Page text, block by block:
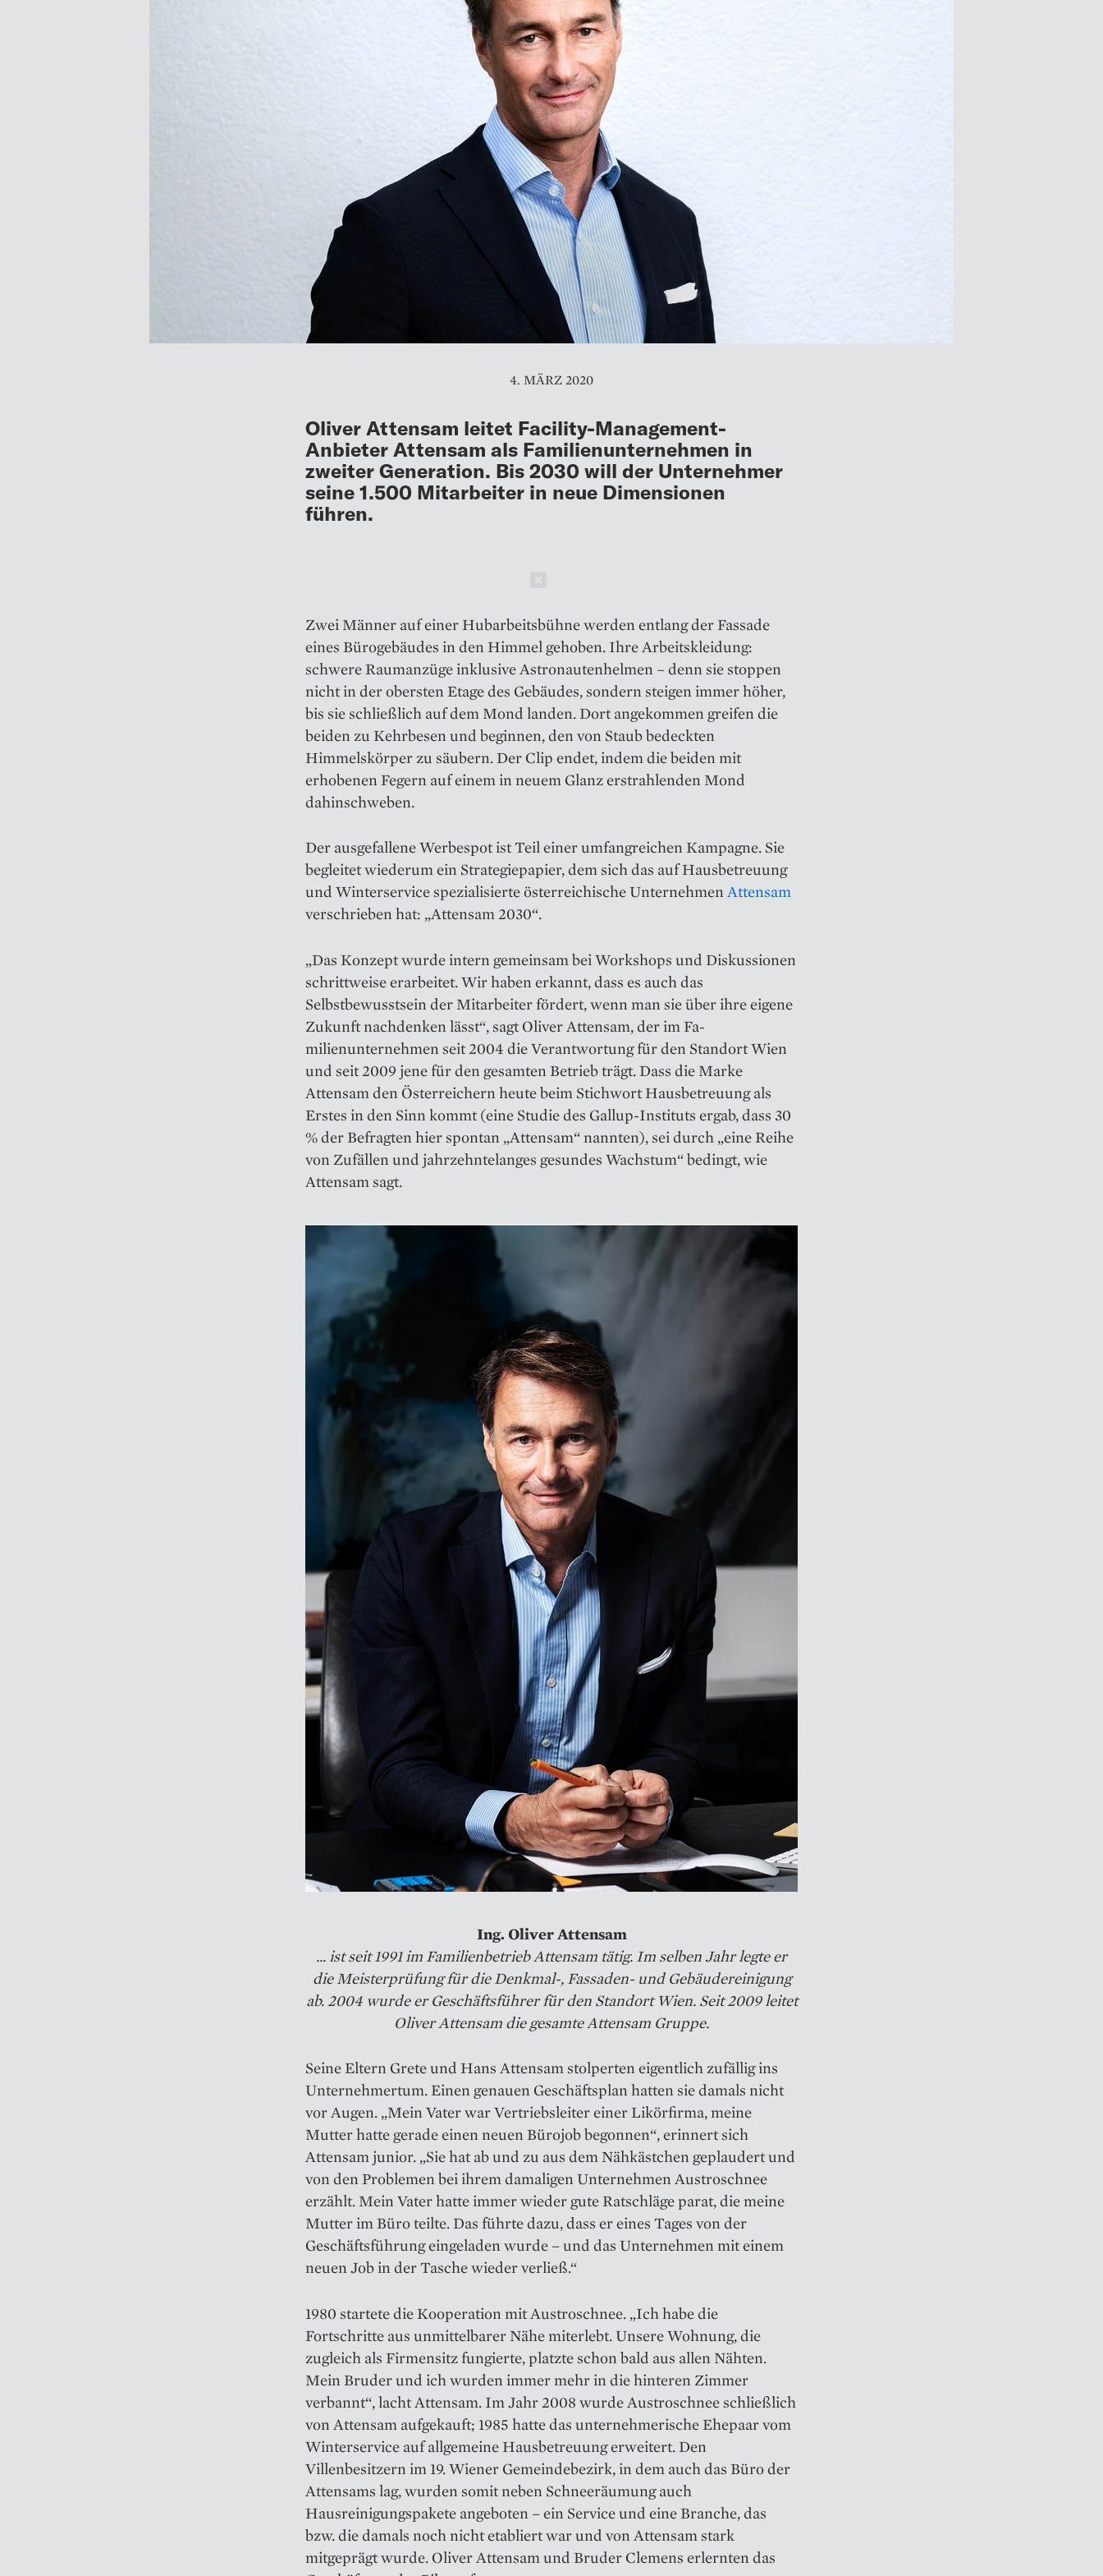
4. MÄRZ 2020
Oliver Attensam leitet Facility-Management-
Anbieter Attensam als Familienunternehmen in
zweiter Generation. Bis 2030 will der Unternehmer
seine 1.500 Mitarbeiter in neue Dimensionen
führen.
Zwei Männer auf einer Hubarbeitsbühne werden entlang der Fassade
eines Bürogebäudes in den Himmel gehoben. Ihre Arbeitskleidung:
schwere Raumanzüge inklusive Astronautenhelmen – denn sie stoppen
nicht in der obersten Etage des Gebäudes, sondern steigen immer höher,
bis sie schließlich auf dem Mond landen. Dort an­gekommen greifen die
beiden zu Kehrbesen und beginnen, den von Staub bedeckten
Himmelskörper zu säubern. Der Clip endet, indem die beiden mit
erhobenen Fegern auf einem in neuem Glanz erstrahlenden Mond
dahinschweben.
Der ausgefallene Werbespot ist Teil einer umfangreichen Kam­pagne. Sie
begleitet wiederum ein Strategiepapier, dem sich das auf Hausbetreuung
und Winterservice spezialisierte österreichische Un­ternehmenAttensam
verschrieben hat: „Attensam 2030“.
„Das Konzept wurde intern gemeinsam bei Workshops und Diskussionen
schrittweise erarbeitet. Wir haben erkannt, dass es auch das
Selbstbewusstsein der Mitarbeiter fördert, wenn man sie über ihre eigene
Zukunft nachdenken lässt“, sagt Oliver Attensam, der im Fa­
milienunternehmen seit 2004 die Verantwortung für den Standort Wien
und seit 2009 jene für den gesamten Betrieb trägt. Dass die Marke
Attensam den Österreichern heute beim Stichwort Hausbetreuung als
Erstes in den Sinn kommt (eine Studie des Gallup-Instituts ergab, dass 30
% der Befragten hier spontan „Attensam“ nannten), sei durch „eine Reihe
von Zufällen und jahrzehntelanges gesundes Wachstum“ bedingt, wie
Attensam sagt.
Ing. Oliver Attensam
... ist seit 1991 im Familienbetrieb Attensam tätig. Im selben Jahr legte er
die Meisterprüfung für die Denkmal-, Fassaden- und Gebäudereinigung
ab. 2004 wurde er Geschäftsführer für den Standort Wien. Seit 2009 leitet
Oliver Attensam die gesamte Attensam Gruppe.
Seine Eltern Grete und Hans Attensam stolperten eigentlich zufällig ins
Unternehmertum. Einen genauen Geschäftsplan hatten sie damals nicht
vor Augen. „Mein Vater war Vertriebsleiter einer Likörfirma, meine
Mutter hatte gerade einen neuen Bürojob begonnen“, erinnert sich
Attensam junior. „Sie hat ab und zu aus dem Nähkästchen geplaudert und
von den Problemen bei ihrem damaligen Unternehmen Austroschnee
erzählt. Mein Vater hatte immer wieder gute Ratschläge parat, die meine
Mutter im Büro teilte. Das führte dazu, dass er eines Tages von der
Geschäftsführung eingeladen wurde – und das Unternehmen mit einem
neuen Job in der Tasche wieder verließ.“
1980 startete die Kooperation mit Austroschnee. „Ich habe die
Fortschritte aus unmittelbarer Nähe miterlebt. Unsere Wohnung, die
zugleich als Firmensitz fungierte, platzte schon bald aus allen Nähten.
Mein Bruder und ich wurden immer mehr in die hinteren Zimmer
verbannt“, lacht Attensam. Im Jahr 2008 wurde Austroschnee schließlich
von Attensam aufgekauft; 1985 hatte das unternehmerische Ehepaar vom
Winterservice auf allgemeine Haus­betreuung erweitert. Den
Villenbesitzern im 19. Wiener Gemeindebezirk, in dem auch das Büro der
Attensams lag, wurden somit neben Schnee­räumung auch
Hausreinigungspakete angeboten – ein Service und eine Branche, das
bzw. die damals noch nicht etabliert war und von Attensam stark
mitgeprägt wurde. Oliver Att­en­sam und Bruder Clemens er­lern­ten das